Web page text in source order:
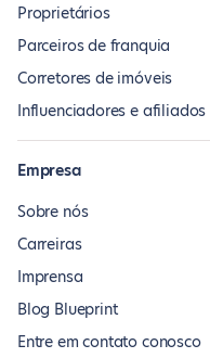
Proprietários
Parceiros de franquia
Corretores de imóveis
Influenciadores e afiliados
Empresa
Sobre nós
Carreiras
Imprensa
Blog Blueprint
Entre em contato conosco